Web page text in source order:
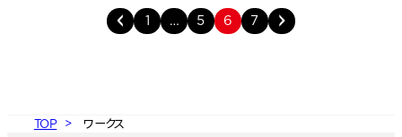
1 … 5 6 7
TOP ワークス